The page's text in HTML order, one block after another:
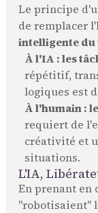
Le principe
de remplacer
intelligente
À l'IA : les
répétitif,
logiques est
À l'humain :
requiert de
créativité et
situations.
L'IA,
En prenant en
"robotisaient"